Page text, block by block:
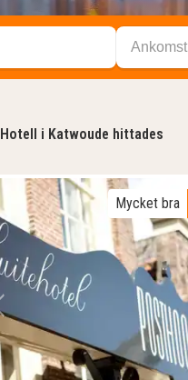
Ankomst
Hotell i Katwoude hittades
Föregående bild
Mycket bra